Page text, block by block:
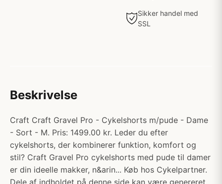
Sikker handel med
SSL
Beskrivelse
Craft Craft Gravel Pro - Cykelshorts m/pude - Dame
- Sort - M. Pris: 1499.00 kr. Leder du efter
cykelshorts, der kombinerer funktion, komfort og
stil? Craft Gravel Pro cykelshorts med pude til damer
er din ideelle makker, n&arin... Køb hos Cykelpartner.
Dele af indholdet på denne side kan være genereret